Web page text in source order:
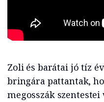
Zoli és barátai jó tíz
bringára pattantak,
megosszák szentestei